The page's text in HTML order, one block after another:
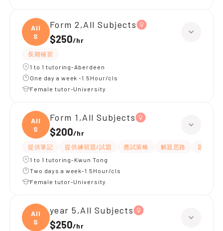
All
S
Form 2,All Subjects
$250/hr
長期補習
1 to 1 tutoring-Aberdeen
One day a week -1.5Hour/cls
Female tutor-University
All
S
Form 1,All Subjects
$200/hr
提供筆記 提供練習題/試題 應試策略 解題思路
題目講解
1 to 1 tutoring-Kwun Tong
Two days a week-1.5Hour/cls
Female tutor-University
All
S
year 5,All Subjects
$250/hr